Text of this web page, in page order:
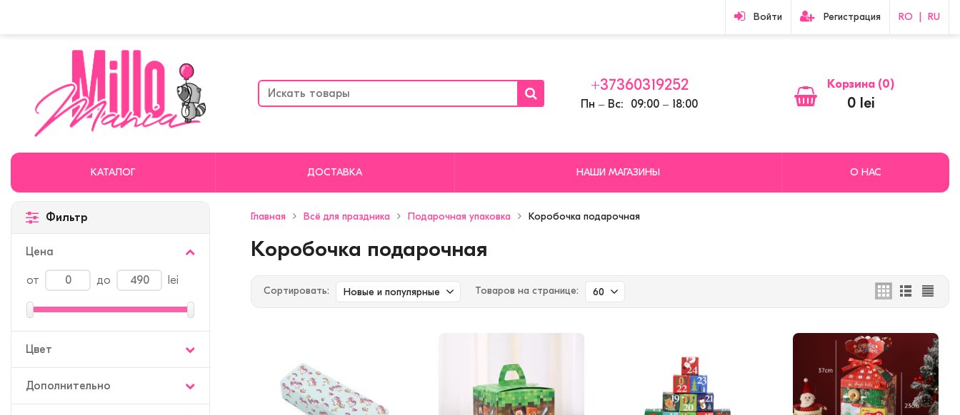
Войти Регистрация RO RU
+37360319252
Пн ‒ Вс: 09:00 ‒ 18:00
Корзина (0)
0 lei
КАТАЛОГ ДОСТАВКА НАШИ МАГАЗИНЫ О НАС
Главная Всё для праздника Подарочная упаковка Коробочка подарочная
Коробочка подарочная
Сортировать: Новые и популярные Товаров на странице: 60
Фильтр
Цена
от до lei
Цвет
Дополнительно